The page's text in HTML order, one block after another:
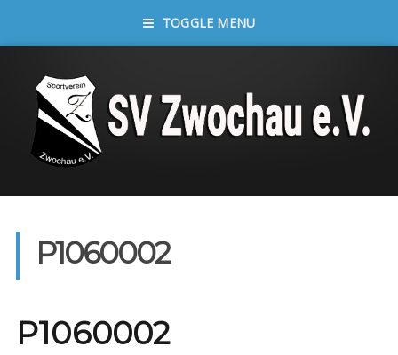
TOGGLE MENU
P1060002
P1060002